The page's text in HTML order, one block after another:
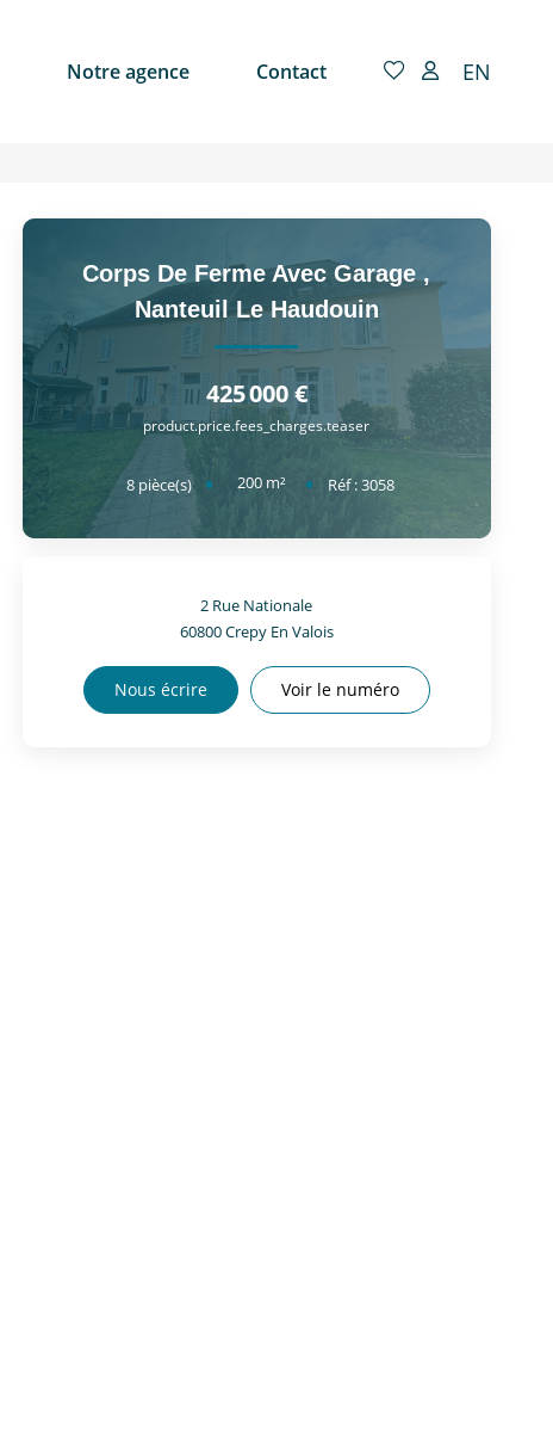
Notre agence Contact EN
Corps De Ferme Avec Garage ,
Nanteuil Le Haudouin
425 000 €
product.price.fees_charges.teaser
8 pièce(s) 200 m² Réf :3058
2 Rue Nationale
60800Crepy En Valois
Nous écrire Voir le numéro